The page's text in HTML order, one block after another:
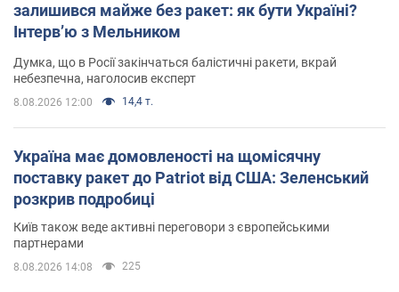
залишився майже без ракет: як бути Україні?
Інтерв’ю з Мельником
Думка, що в Росії закінчаться балістичні ракети, вкрай
небезпечна, наголосив експерт
8.08.2026 12:00 14,4 т.
Україна має домовленості на щомісячну
поставку ракет до Patriot від США: Зеленський
розкрив подробиці
Київ також веде активні переговори з європейськими
партнерами
8.08.2026 14:08 225